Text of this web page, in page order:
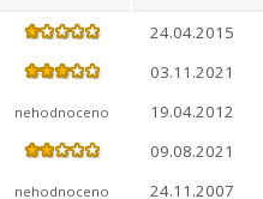
24.04.2015
03.11.2021
nehodnoceno 19.04.2012
09.08.2021
nehodnoceno 24.11.2007